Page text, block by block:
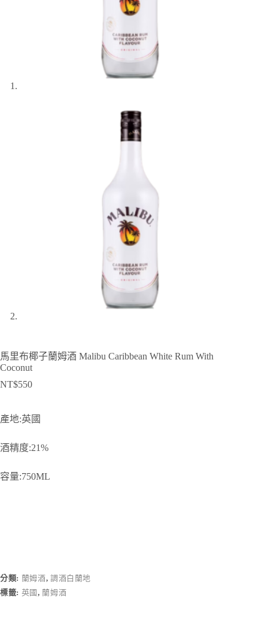
馬里布椰子蘭姆酒 Malibu Caribbean White Rum With
Coconut
NT$550
產地:英國
酒精度:21%
容量:750ML
分類: 蘭姆酒, 調酒白蘭地
標籤: 英國,蘭姆酒